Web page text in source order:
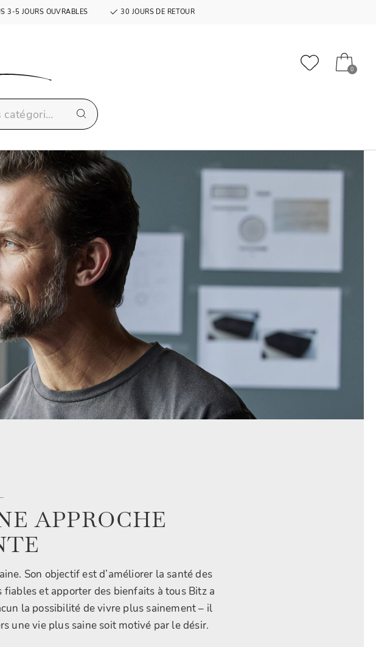
3-5 JOURS OUVRABLES 30 JOURS DE RETOUR
0
APPROCHE
Son objectif est d’améliorer la santé des
et apporter des bienfaits à tous Bitz a
la possibilité de vivre plus sainement – il
une vie plus saine soit motivé par le désir.